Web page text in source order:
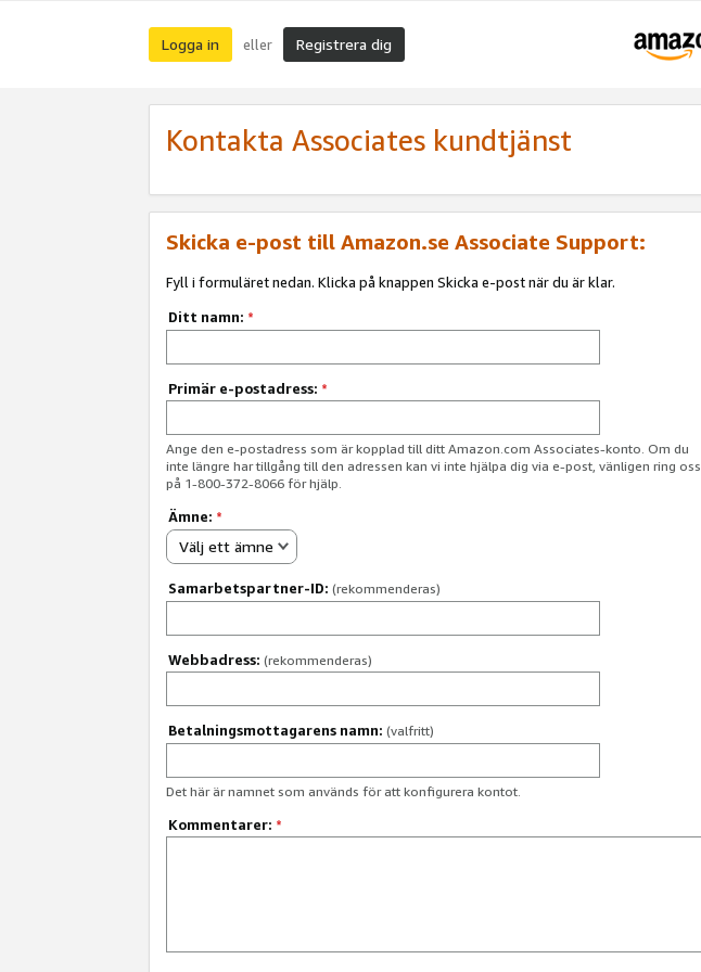
Logga in eller Registrera dig
Kontakta Associates kundtjänst
Skicka e-post till Amazon.se Associate Support:
Fyll i formuläret nedan. Klicka på knappen Skicka e-post när du är klar.
Ditt namn: *
Primär e-postadress: *
Ange den e-postadress som är kopplad till ditt Amazon.com Associates-konto. Om du
inte längre har tillgång till den adressen kan vi inte hjälpa dig via e-post, vänligen ring oss
på 1-800-372-8066 för hjälp.
Ämne: *
Välj ett ämne
Samarbetspartner-ID: (rekommenderas)
Webbadress: (rekommenderas)
Betalningsmottagarens namn: (valfritt)
Det här är namnet som används för att konfigurera kontot.
Kommentarer: *